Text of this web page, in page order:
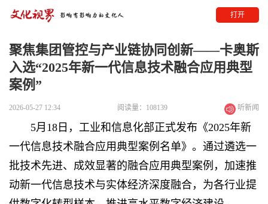
打开
聚焦集团管控与产业链协同创新——卡奥斯
入选“2025年新一代信息技术融合应用典型
案例”
2026-05-27 12:34 阅读量：108139 听新闻
5月18日，工业和信息化部正式发布《2025年新
一代信息技术融合应用典型案例名单》。通过遴选一
批技术先进、成效显著的融合应用典型案例，加速推
动新一代信息技术与实体经济深度融合，为各行业提